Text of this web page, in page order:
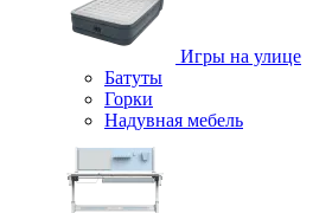
Игры на улице
Батуты
Горки
Надувная мебель